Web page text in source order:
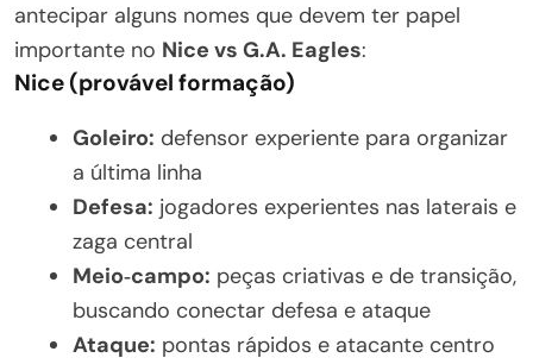
antecipar alguns nomes que devem ter papel
importante no Nice vs G.A. Eagles:
Nice (provável formação)
Goleiro: defensor experiente para organizar
a última linha
Defesa: jogadores experientes nas laterais e
zaga central
Meio‑campo: peças criativas e de transição,
buscando conectar defesa e ataque
Ataque: pontas rápidos e atacante centro